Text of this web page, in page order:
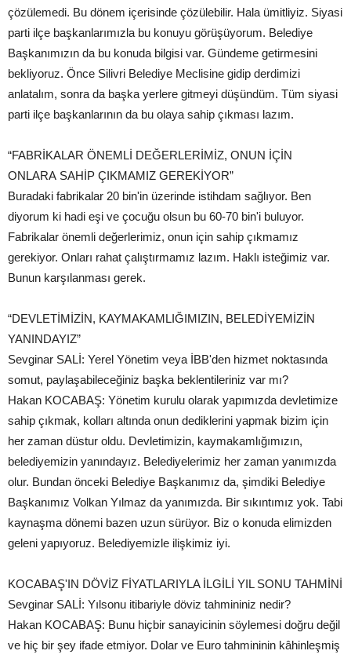
çözülemedi. Bu dönem içerisinde çözülebilir. Hala ümitliyiz. Siyasi
parti ilçe başkanlarımızla bu konuyu görüşüyorum. Belediye
Başkanımızın da bu konuda bilgisi var. Gündeme getirmesini
bekliyoruz. Önce Silivri Belediye Meclisine gidip derdimizi
anlatalım, sonra da başka yerlere gitmeyi düşündüm. Tüm siyasi
parti ilçe başkanlarının da bu olaya sahip çıkması lazım.
“FABRİKALAR ÖNEMLİ DEĞERLERİMİZ, ONUN İÇİN
ONLARA SAHİP ÇIKMAMIZ GEREKİYOR”
Buradaki fabrikalar 20 bin'in üzerinde istihdam sağlıyor. Ben
diyorum ki hadi eşi ve çocuğu olsun bu 60-70 bin'i buluyor.
Fabrikalar önemli değerlerimiz, onun için sahip çıkmamız
gerekiyor. Onları rahat çalıştırmamız lazım. Haklı isteğimiz var.
Bunun karşılanması gerek.
“DEVLETİMİZİN, KAYMAKAMLIĞIMIZIN, BELEDİYEMİZİN
YANINDAYIZ”
Sevginar SALİ: Yerel Yönetim veya İBB'den hizmet noktasında
somut, paylaşabileceğiniz başka beklentileriniz var mı?
Hakan KOCABAŞ: Yönetim kurulu olarak yapımızda devletimize
sahip çıkmak, kolları altında onun dediklerini yapmak bizim için
her zaman düstur oldu. Devletimizin, kaymakamlığımızın,
belediyemizin yanındayız. Belediyelerimiz her zaman yanımızda
olur. Bundan önceki Belediye Başkanımız da, şimdiki Belediye
Başkanımız Volkan Yılmaz da yanımızda. Bir sıkıntımız yok. Tabi
kaynaşma dönemi bazen uzun sürüyor. Biz o konuda elimizden
geleni yapıyoruz. Belediyemizle ilişkimiz iyi.
KOCABAŞ'IN DÖVİZ FİYATLARIYLA İLGİLİ YIL SONU TAHMİNİ
Sevginar SALİ: Yılsonu itibariyle döviz tahmininiz nedir?
Hakan KOCABAŞ: Bunu hiçbir sanayicinin söylemesi doğru değil
ve hiç bir şey ifade etmiyor. Dolar ve Euro tahmininin kâhinleşmiş